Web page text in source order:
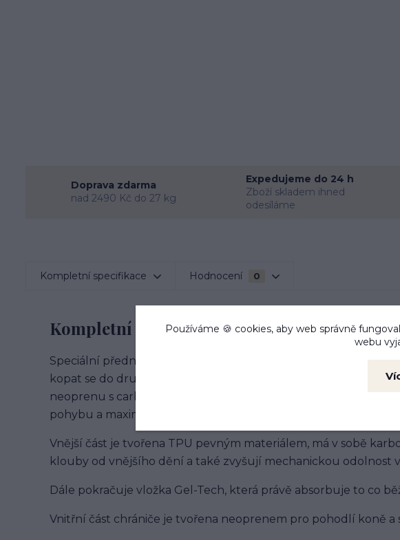
Doprava zdarma
nad 2490 Kč do 27 kg
Expedujeme do 24 h
Zboží skladem ihned
odesíláme
Kompletní specifikace Hodnocení 0
Kompletní specifikace
Speciální přední chrániče typ Carbon Air EP poskytují extra
kopat se do druhé nohy kopytem při skákání. Chrániče mají
neoprenu s carbonovým vnějším pláštěm. Vše je pečlivě
pohybu a maximálně chránilo citlivý kloub.
Vnější část je tvořena TPU pevným materiálem, má v sobě
klouby od vnějšího dění a také zvyšují mechanickou odolnost
Dále pokračuje vložka Gel-Tech, která právě absorbuje to co
Vnitřní část chrániče je tvořena neoprenem pro pohodlí koně
Používáme 🍪 cookies, aby web správně
webu